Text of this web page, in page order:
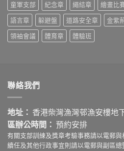
心
社
嘉
年
比
童軍支部
紀念章 繩結章 繪畫比
語言章
躲避盤 道路安全章 金紫
領袖會議
體育章 體驗班
聯絡我們
地址： 香港柴灣漁灣邨漁安樓地
區辦公時間： 預約安排
有關支部訓練及獎章考驗事務請以電郵與
續任及其他行政事宜則請以電郵與副區總